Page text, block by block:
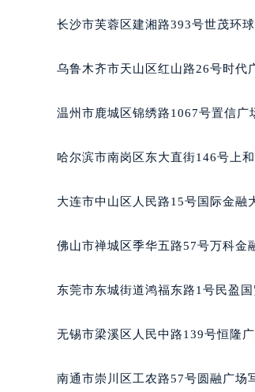
辽宁省营口市站前
辽宁省沈阳市沈河
北京市东城区东长
内蒙古自治区阿拉
内蒙古自治区包头
内蒙古自治区鄂尔
内蒙古自治区通辽
内蒙古自治区乌兰
内蒙古自治区兴安
长沙市芙蓉区建湘路393号世茂环
乌鲁木齐市天山区红山路26号时代
温州市鹿城区锦绣路1067号置信广
哈尔滨市南岗区东大直街146号上
大连市中山区人民路15号国际金融
佛山市禅城区季华五路57号万科金
东莞市东城街道鸿福东路1号民盈
无锡市梁溪区人民中路139号恒隆
南通市崇川区工农路57号圆融广场